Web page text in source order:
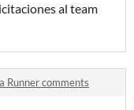
al team
Runner comments